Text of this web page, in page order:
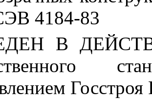
4184-83
В
Госстроя